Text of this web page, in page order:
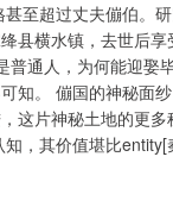
至超过丈夫傰伯。
县横水镇，去世后
通人，为何能迎娶
知。 傰国的神秘面
这片神秘土地的更
，其价值堪比